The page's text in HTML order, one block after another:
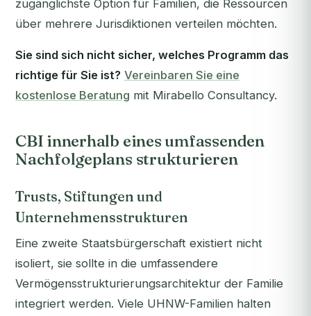
zugänglichste Option für Familien, die Ressourcen
über mehrere Jurisdiktionen verteilen möchten.
Sie sind sich nicht sicher, welches Programm das
richtige für Sie ist? Vereinbaren Sie eine
kostenlose Beratung mit Mirabello Consultancy.
CBI innerhalb eines umfassenden
Nachfolgeplans strukturieren
Trusts, Stiftungen und
Unternehmensstrukturen
Eine zweite Staatsbürgerschaft existiert nicht
isoliert, sie sollte in die umfassendere
Vermögensstrukturierungsarchitektur der Familie
integriert werden. Viele UHNW-Familien halten